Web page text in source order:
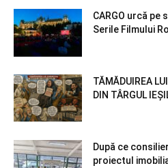
CARGO urcă pe
Serile Filmului
TĂMĂDUIREA
DIN TÂRGUL
După ce
proiectul